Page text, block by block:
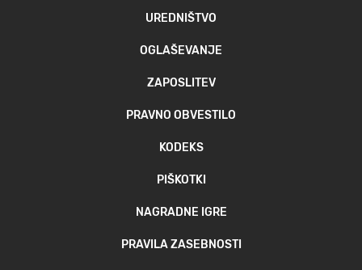
UREDNIŠTVO
OGLAŠEVANJE
ZAPOSLITEV
PRAVNO OBVESTILO
KODEKS
PIŠKOTKI
NAGRADNE IGRE
PRAVILA ZASEBNOSTI